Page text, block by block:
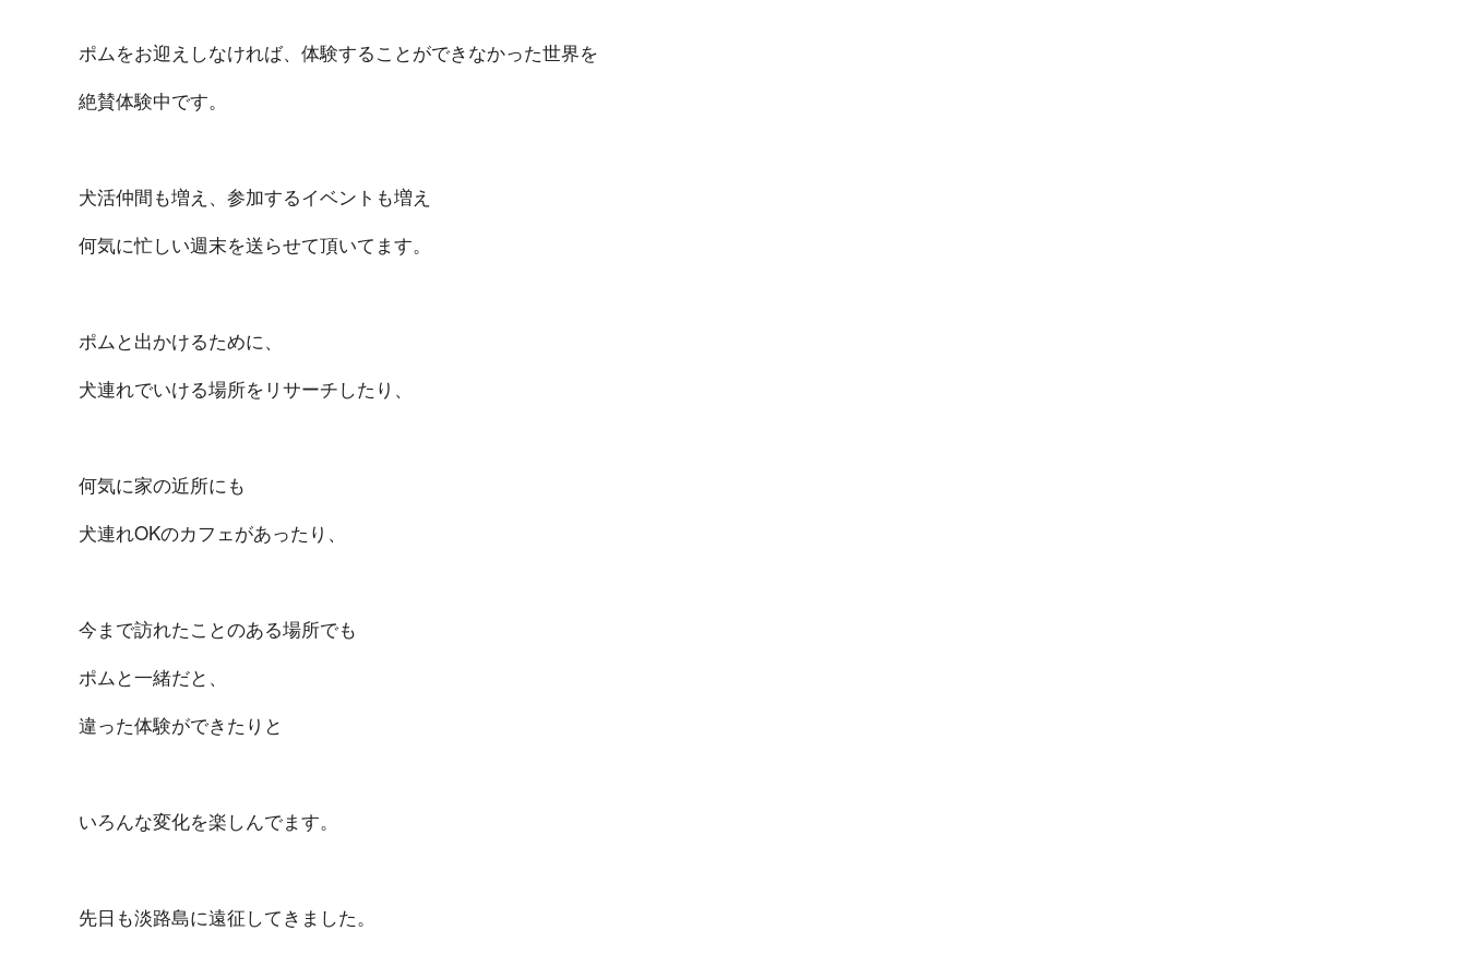
ポムをお迎えしなければ、体験することができなかった世界を
絶賛体験中です。
犬活仲間も増え、参加するイベントも増え
何気に忙しい週末を送らせて頂いてます。
ポムと出かけるために、
犬連れでいける場所をリサーチしたり、
何気に家の近所にも
犬連れOKのカフェがあったり、
今まで訪れたことのある場所でも
ポムと一緒だと、
違った体験ができたりと
いろんな変化を楽しんでます。
先日も淡路島に遠征してきました。